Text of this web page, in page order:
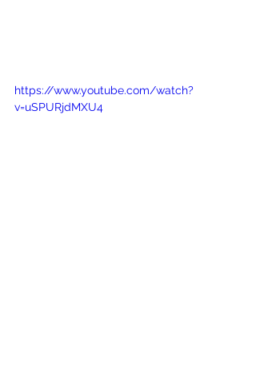
https://www.youtube.com/watch?
v=uSPURjdMXU4